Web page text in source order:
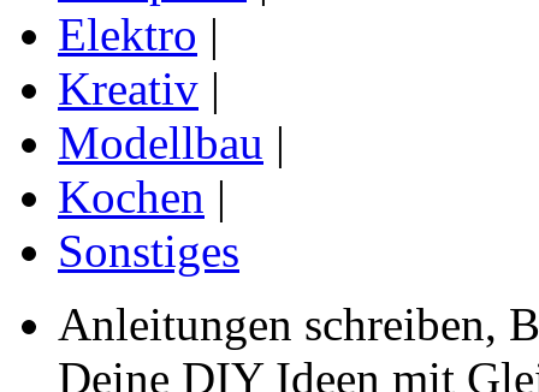
Elektro |
Kreativ |
Modellbau |
Kochen |
Sonstiges
Anleitungen schreiben,
Deine DIY Ideen mit